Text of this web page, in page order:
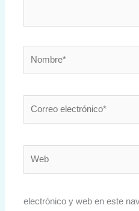
electrónico*
electrónico y web en este